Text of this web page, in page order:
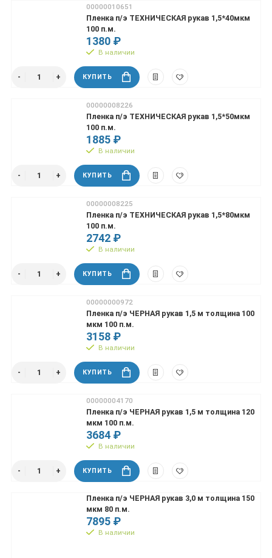
00000010651
Пленка п/э ТЕХНИЧЕСКАЯ рукав 1,5*40мкм
100 п.м.
1380 ₽
В наличии
КУПИТЬ
00000008226
Пленка п/э ТЕХНИЧЕСКАЯ рукав 1,5*50мкм
100 п.м.
1885 ₽
В наличии
КУПИТЬ
00000008225
Пленка п/э ТЕХНИЧЕСКАЯ рукав 1,5*80мкм
100 п.м.
2742 ₽
В наличии
КУПИТЬ
00000000972
Пленка п/э ЧЕРНАЯ рукав 1,5 м толщина 100
мкм 100 п.м.
3158 ₽
В наличии
КУПИТЬ
00000004170
Пленка п/э ЧЕРНАЯ рукав 1,5 м толщина 120
мкм 100 п.м.
3684 ₽
В наличии
КУПИТЬ
Пленка п/э ЧЕРНАЯ рукав 3,0 м толщина 150
мкм 80 п.м.
7895 ₽
В наличии